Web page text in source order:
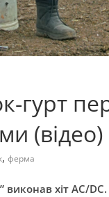
гурт
(відео)
, ферма
виконав хіт AC/